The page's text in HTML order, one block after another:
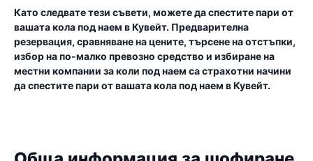
Като следвате тези съвети, можете да спестите пари от
вашата кола под наем в Кувейт. Предварителна
резервация, сравняване на цените, търсене на отстъпки,
избор на по-малко превозно средство и избиране на
местни компании за коли под наем са страхотни начини
да спестите пари от вашата кола под наем в Кувейт.